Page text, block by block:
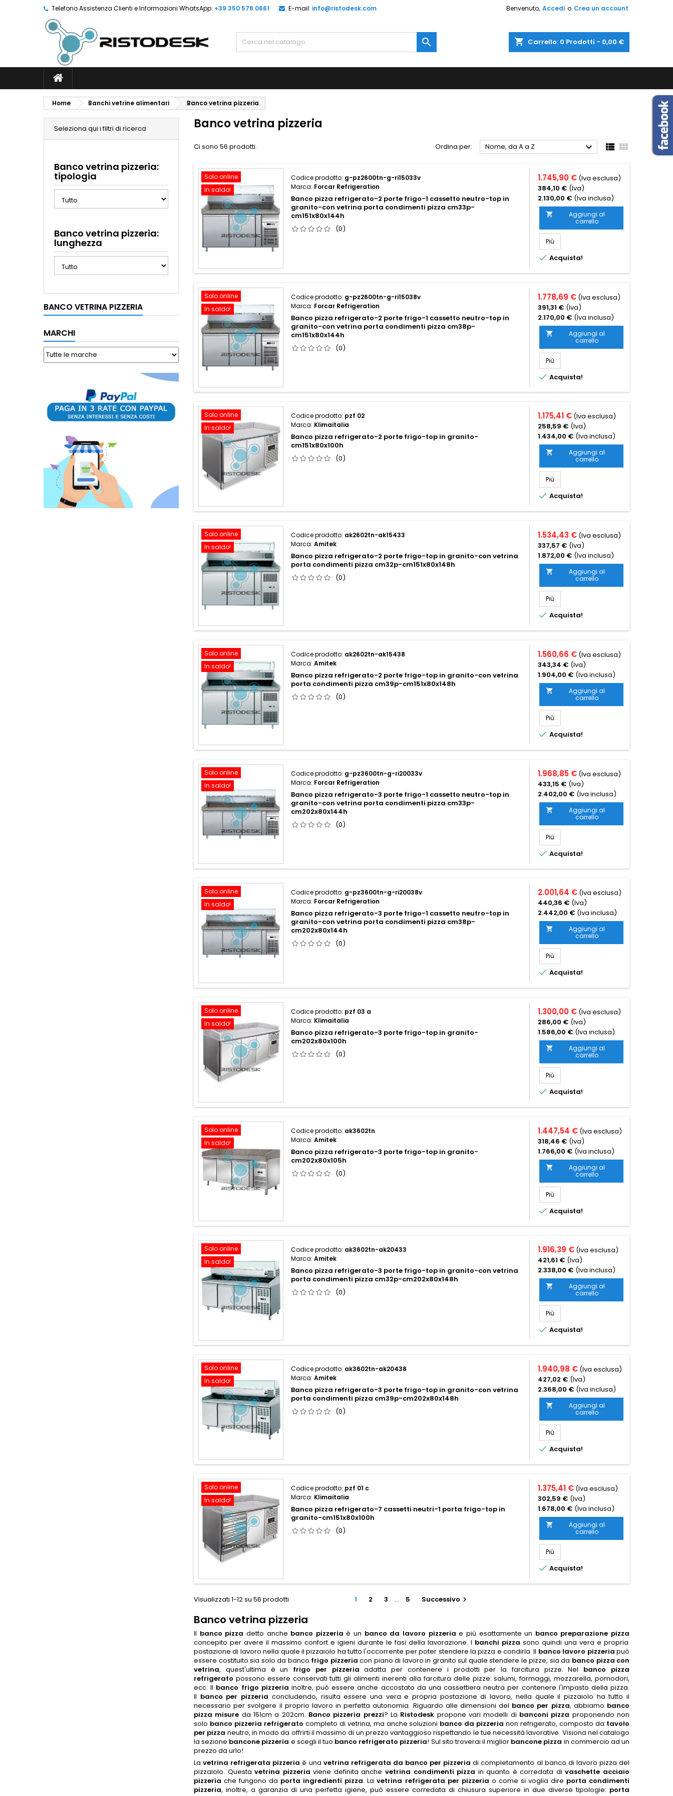
Telefono Assistenza Clienti e Informazioni WhatsApp: +39 350 578 0661 E-mail: info@ristodesk.com Benvenuto, Accedi o Crea un account
shopping_cart Carrello: 0 Prodotti - 0,00 €

Home Banchi vetrine alimentari Banco vetrina pizzeria
Seleziona qui i filtri di ricerca
Banco vetrina pizzeria:
tipologia
Banco vetrina pizzeria:
lunghezza
BANCO VETRINA PIZZERIA
MARCHI
Banco vetrina pizzeria
Ci sono 56 prodotti. Ordina per: Nome, da A a Z   
Solo online
In saldo!
Codice prodotto: g-pz2600tn-g-ri15033v
Marca: Forcar Refrigeration
Banco pizza refrigerato-2 porte frigo-1 cassetto neutro-top in
granito-con vetrina porta condimenti pizza cm33p-
cm151x80x144h
(0)
1.745,90 € (Iva esclusa)
384,10 € (Iva)
2.130,00 € (Iva inclusa)

Aggiungi al
carrello
Più
 Acquista!
Solo online
In saldo!
Codice prodotto: g-pz2600tn-g-ri15038v
Marca: Forcar Refrigeration
Banco pizza refrigerato-2 porte frigo-1 cassetto neutro-top in
granito-con vetrina porta condimenti pizza cm38p-
cm151x80x144h
(0)
1.778,69 € (Iva esclusa)
391,31 € (Iva)
2.170,00 € (Iva inclusa)

Aggiungi al
carrello
Più
 Acquista!
Solo online
In saldo!
Codice prodotto: pzf 02
Marca: Klimaitalia
Banco pizza refrigerato-2 porte frigo-top in granito-
cm151x80x100h
(0)
1.175,41 € (Iva esclusa)
258,59 € (Iva)
1.434,00 € (Iva inclusa)

Aggiungi al
carrello
Più
 Acquista!
Solo online
In saldo!
Codice prodotto: ak2602tn-ak15433
Marca:Amitek
Banco pizza refrigerato-2 porte frigo-top in granito-con vetrina
porta condimenti pizza cm32p-cm151x80x148h
(0)
1.534,43 € (Iva esclusa)
337,57 € (Iva)
1.872,00 € (Iva inclusa)

Aggiungi al
carrello
Più
 Acquista!
Solo online
In saldo!
Codice prodotto: ak2602tn-ak15438
Marca:Amitek
Banco pizza refrigerato-2 porte frigo-top in granito-con vetrina
porta condimenti pizza cm39p-cm151x80x148h
(0)
1.560,66 € (Iva esclusa)
343,34 € (Iva)
1.904,00 € (Iva inclusa)

Aggiungi al
carrello
Più
 Acquista!
Solo online
In saldo!
Codice prodotto: g-pz3600tn-g-ri20033v
Marca: Forcar Refrigeration
Banco pizza refrigerato-3 porte frigo-1 cassetto neutro-top in
granito-con vetrina porta condimenti pizza cm33p-
cm202x80x144h
(0)
1.968,85 € (Iva esclusa)
433,15 € (Iva)
2.402,00 € (Iva inclusa)

Aggiungi al
carrello
Più
 Acquista!
Solo online
In saldo!
Codice prodotto: g-pz3600tn-g-ri20038v
Marca: Forcar Refrigeration
Banco pizza refrigerato-3 porte frigo-1 cassetto neutro-top in
granito-con vetrina porta condimenti pizza cm38p-
cm202x80x144h
(0)
2.001,64 € (Iva esclusa)
440,36 € (Iva)
2.442,00 € (Iva inclusa)

Aggiungi al
carrello
Più
 Acquista!
Solo online
In saldo!
Codice prodotto: pzf 03 a
Marca: Klimaitalia
Banco pizza refrigerato-3 porte frigo-top in granito-
cm202x80x100h
(0)
1.300,00 € (Iva esclusa)
286,00 € (Iva)
1.586,00 € (Iva inclusa)

Aggiungi al
carrello
Più
 Acquista!
Solo online
In saldo!
Codice prodotto: ak3602tn
Marca:Amitek
Banco pizza refrigerato-3 porte frigo-top in granito-
cm202x80x105h
(0)
1.447,54 € (Iva esclusa)
318,46 € (Iva)
1.766,00 € (Iva inclusa)

Aggiungi al
carrello
Più
 Acquista!
Solo online
In saldo!
Codice prodotto: ak3602tn-ak20433
Marca:Amitek
Banco pizza refrigerato-3 porte frigo-top in granito-con vetrina
porta condimenti pizza cm32p-cm202x80x148h
(0)
1.916,39 € (Iva esclusa)
421,61 € (Iva)
2.338,00 € (Iva inclusa)

Aggiungi al
carrello
Più
 Acquista!
Solo online
In saldo!
Codice prodotto: ak3602tn-ak20438
Marca:Amitek
Banco pizza refrigerato-3 porte frigo-top in granito-con vetrina
porta condimenti pizza cm39p-cm202x80x148h
(0)
1.940,98 € (Iva esclusa)
427,02 € (Iva)
2.368,00 € (Iva inclusa)

Aggiungi al
carrello
Più
 Acquista!
Solo online
In saldo!
Codice prodotto: pzf 01 c
Marca: Klimaitalia
Banco pizza refrigerato-7 cassetti neutri-1 porta frigo-top in
granito-cm151x80x100h
(0)
1.375,41 € (Iva esclusa)
302,59 € (Iva)
1.678,00 € (Iva inclusa)

Aggiungi al
carrello
Più
 Acquista!
Visualizzati 1-12 su 56 prodotti 1 2 3 … 5 Successivo 
Banco vetrina pizzeria
Il banco pizza detto anche banco pizzeria è un banco da lavoro pizzeria e più esattamente un banco preparazione pizza
concepito per avere il massimo confort e igieni durante le fasi della lavorazione. I banchi pizza sono quindi una vera e propria
postazione di lavoro nella quale il pizzaiolo ha tutto l'occorrente per poter stendere la pizza e condirla. Il banco lavoro pizzeria può
essere costituito sia solo da banco frigo pizzeria con piano di lavoro in granito sul quale stendere le pizze, sia da banco pizza con
vetrina, quest'ultima è un frigo per pizzeria adatta per contenere i prodotti per la farcitura pizze. Nel banco pizza
refrigerato possono essere conservati tutti gli alimenti inerenti alla farcitura delle pizze: salumi, formaggi, mozzarella, pomodori,
ecc. Il banco frigo pizzeria inoltre, può essere anche accostato da una cassettiera neutra per contenere l'impasto della pizza.
Il banco per pizzeria concludendo, risulta essere una vera e propria postazione di lavoro, nella quale il pizzaiolo ha tutto il
necessario per svolgere il proprio lavoro in perfetta autonomia. Riguardo alle dimensioni del banco per pizza, abbiamo banco
pizza misure da 151cm a 202cm. Banco pizzeria prezzi? La Ristodesk propone vari modelli di banconi pizza proponendo non
solo banco pizzeria refrigerato completo di vetrina, ma anche soluzioni banco da pizzeria non refrigerato, composto da tavolo
per pizza neutro, in modo da offrirti il massimo di un prezzo vantaggioso rispettando le tue necessità lavorative. Visiona nel catalogo
la sezione bancone pizzeria e scegli il tuo banco refrigerato pizzeria! Sul sito troverai il miglior bancone pizza in commercio ad un
prezzo da urlo!
Lavetrina refrigerata pizzeria è una vetrina refrigerata da banco per pizzeria di completamento al banco di lavoro pizza del
pizzaiolo. Questavetrina pizzeria viene definita anche vetrina condimenti pizza in quanto è corredata divaschette acciaio
pizzeria che fungono da porta ingredienti pizza. Lavetrina refrigerata per pizzeria o come si voglia dire porta condimenti
pizzeria, inoltre, a garanzia di una perfetta igiene, può essere corredata di chiusura superiore in due diverse tipologie: porta